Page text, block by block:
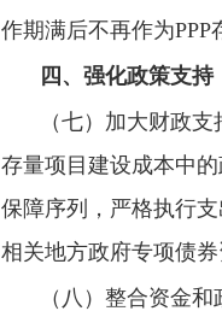
作期满后不再作为
四、强化政策支持
（七）加大财政支
存量项目建设成本中
保障序列，严格执行
相关地方政府专项债
（八）整合资金和